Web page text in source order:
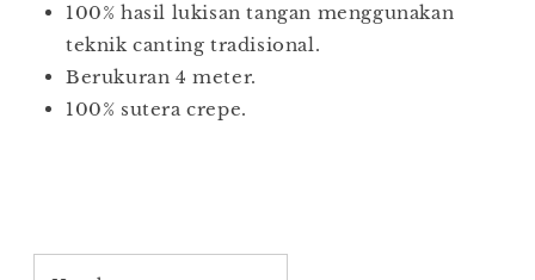
100% hasil lukisan tangan menggunakan
teknik canting tradisional.
Berukuran 4 meter.
100% sutera crepe.